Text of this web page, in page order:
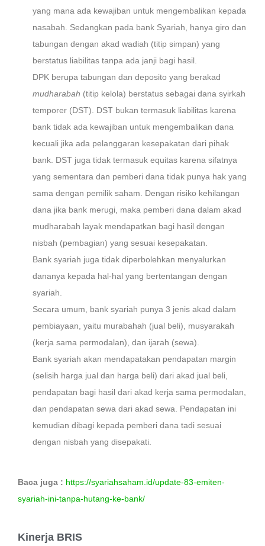
yang mana ada kewajiban untuk mengembalikan kepada
nasabah. Sedangkan pada bank Syariah, hanya giro dan
tabungan dengan akad wadiah (titip simpan) yang
berstatus liabilitas tanpa ada janji bagi hasil.
DPK berupa tabungan dan deposito yang berakad
mudharabah (titip kelola) berstatus sebagai dana syirkah
temporer (DST). DST bukan termasuk liabilitas karena
bank tidak ada kewajiban untuk mengembalikan dana
kecuali jika ada pelanggaran kesepakatan dari pihak
bank. DST juga tidak termasuk equitas karena sifatnya
yang sementara dan pemberi dana tidak punya hak yang
sama dengan pemilik saham. Dengan risiko kehilangan
dana jika bank merugi, maka pemberi dana dalam akad
mudharabah layak mendapatkan bagi hasil dengan
nisbah (pembagian) yang sesuai kesepakatan.
Bank syariah juga tidak diperbolehkan menyalurkan
dananya kepada hal-hal yang bertentangan dengan
syariah.
Secara umum, bank syariah punya 3 jenis akad dalam
pembiayaan, yaitu murabahah (jual beli), musyarakah
(kerja sama permodalan), dan ijarah (sewa).
Bank syariah akan mendapatakan pendapatan margin
(selisih harga jual dan harga beli) dari akad jual beli,
pendapatan bagi hasil dari akad kerja sama permodalan,
dan pendapatan sewa dari akad sewa. Pendapatan ini
kemudian dibagi kepada pemberi dana tadi sesuai
dengan nisbah yang disepakati.
Baca juga : https://syariahsaham.id/update-83-emiten-
syariah-ini-tanpa-hutang-ke-bank/
Kinerja BRIS